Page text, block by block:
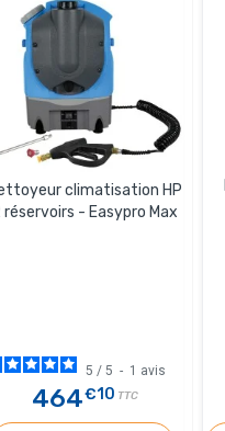
climatisation HP
réservoirs - Easypro Max
5 / 5 - 1 avis
464€10 TTC